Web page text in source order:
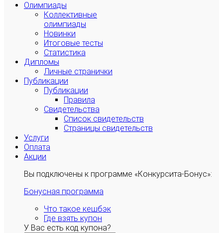
Олимпиады
Коллективные
олимпиады
Новинки
Итоговые тесты
Статистика
Дипломы
Личные странички
Публикации
Публикации
Правила
Свидетельства
Список свидетельств
Страницы свидетельств
Услуги
Оплата
Акции
Вы подключены к программе «Конкурсита-Бонус»:
Бонусная программа
Что такое кешбэк
Где взять купон
У Вас есть код купона?